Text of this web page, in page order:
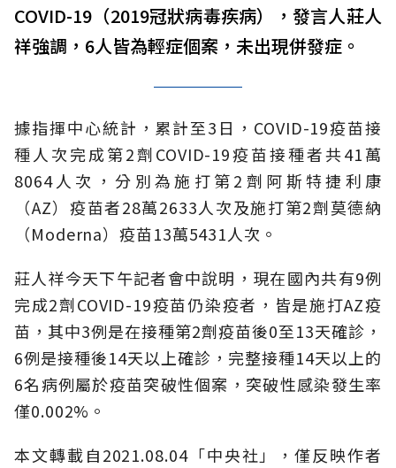
COVID-19（2019冠狀病毒疾病），發言人莊人
祥強調，6人皆為輕症個案，未出現併發症。
據指揮中心統計，累計至3日，COVID-19疫苗接
種人次完成第2劑COVID-19疫苗接種者共41萬
8064人次，分別為施打第2劑阿斯特捷利康
（AZ）疫苗者28萬2633人次及施打第2劑莫德納
（Moderna）疫苗13萬5431人次。
莊人祥今天下午記者會中說明，現在國內共有9例
完成2劑COVID-19疫苗仍染疫者，皆是施打AZ疫
苗，其中3例是在接種第2劑疫苗後0至13天確診，
6例是接種後14天以上確診，完整接種14天以上的
6名病例屬於疫苗突破性個案，突破性感染發生率
僅0.002%。
本文轉載自2021.08.04「中央社」，僅反映作者